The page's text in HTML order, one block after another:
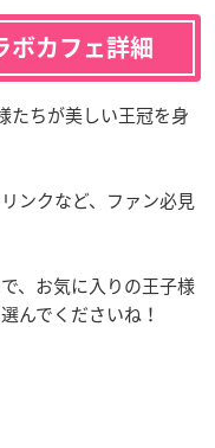
カフェ詳細
たちが美しい王冠を身
ンクなど、ファン必見
、お気に入りの王子様
んでくださいね！